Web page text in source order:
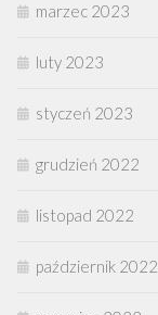
marzec 2023
luty 2023
styczeń 2023
grudzień 2022
listopad 2022
październik 2022